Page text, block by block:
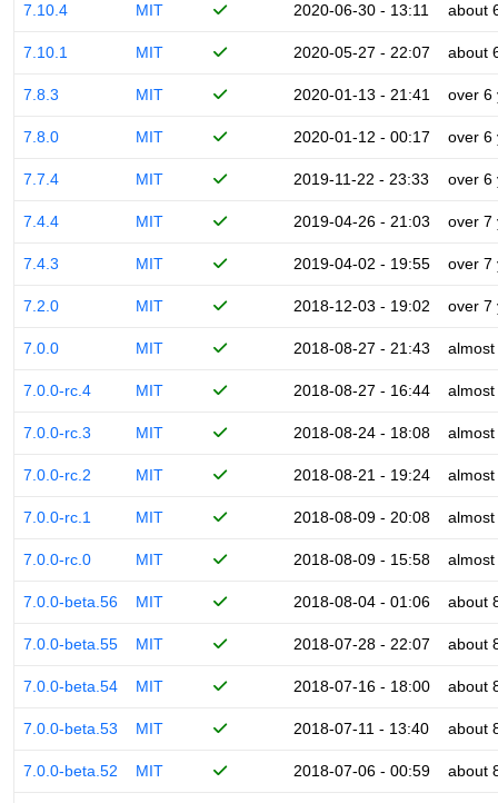
7.10.4 MIT 2020-06-30 - 13:11 about
7.10.1 MIT 2020-05-27 - 22:07 about
7.8.3 MIT 2020-01-13 - 21:41 over 6
7.8.0 MIT 2020-01-12 - 00:17 over 6
7.7.4 MIT 2019-11-22 - 23:33 over 6
7.4.4 MIT 2019-04-26 - 21:03 over 7
7.4.3 MIT 2019-04-02 - 19:55 over 7
7.2.0 MIT 2018-12-03 - 19:02 over 7
7.0.0 MIT 2018-08-27 - 21:43
7.0.0-rc.4 MIT 2018-08-27 - 16:44
7.0.0-rc.3 MIT 2018-08-24 - 18:08
7.0.0-rc.2 MIT 2018-08-21 - 19:24
7.0.0-rc.1 MIT 2018-08-09 - 20:08
7.0.0-rc.0 MIT 2018-08-09 - 15:58
7.0.0-beta.56 MIT 2018-08-04 - 01:06 about
7.0.0-beta.55 MIT 2018-07-28 - 22:07 about
7.0.0-beta.54 MIT 2018-07-16 - 18:00 about
7.0.0-beta.53 MIT 2018-07-11 - 13:40 about
7.0.0-beta.52 MIT 2018-07-06 - 00:59 about